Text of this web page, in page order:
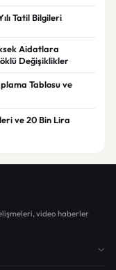
Tatil Bilgileri
Aidatlara
Değişiklikler
Tablosu ve
ve 20 Bin Lira
video haberler